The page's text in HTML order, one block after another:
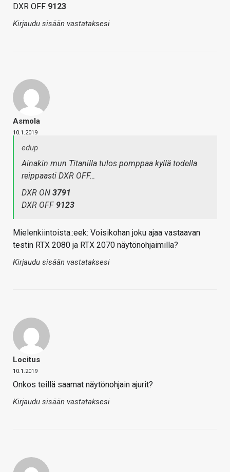
DXR OFF 9123
Kirjaudu sisään vastataksesi
Asmola
10.1.2019
edup
Ainakin mun Titanilla tulos pomppaa kyllä todella
reippaasti DXR OFF…
DXR ON 3791
DXR OFF 9123
Mielenkiintoista.:eek: Voisikohan joku ajaa vastaavan
testin RTX 2080 ja RTX 2070 näytönohjaimilla?
Kirjaudu sisään vastataksesi
Locitus
10.1.2019
Onkos teillä saamat näytönohjain ajurit?
Kirjaudu sisään vastataksesi